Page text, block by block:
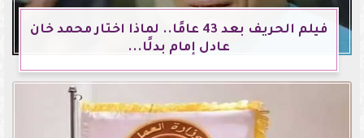
فيلم الحريف بعد 43 عامًا.. لماذا اختار محمد خان
عادل إمام بدلًا...